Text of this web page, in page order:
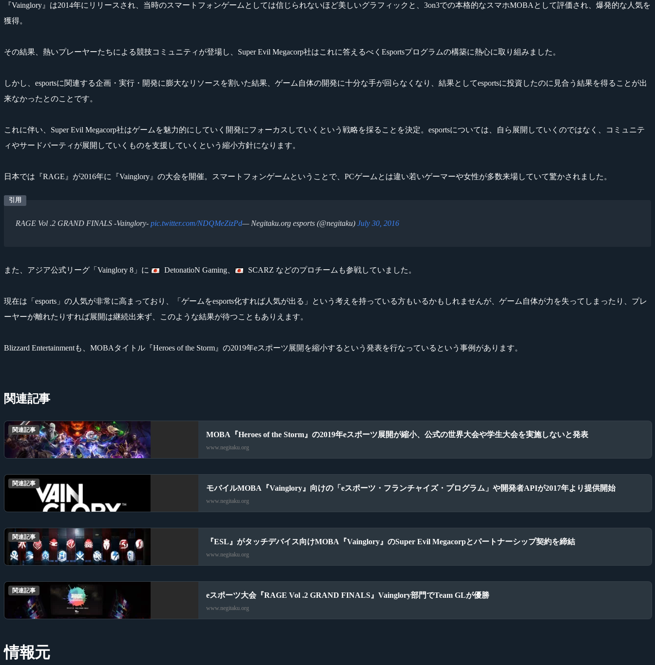
『Vainglory』は2014年にリリースされ、当時のスマートフォンゲームとしては信じられないほど美しいグラフィックと、3on3での本格的なスマホMOBAとして評価され、爆発的な人気を
獲得。
その結果、熱いプレーヤーたちによる競技コミュニティが登場し、Super Evil Megacorp社はこれに答えるべくEsportsプログラムの構築に熱心に取り組みました。
しかし、esportsに関連する企画・実行・開発に膨大なリソースを割いた結果、ゲーム自体の開発に十分な手が回らなくなり、結果としてesportsに投資したのに見合う結果を得ることが出
来なかったとのことです。
これに伴い、Super Evil Megacorp社はゲームを魅力的にしていく開発にフォーカスしていくという戦略を採ることを決定。esportsについては、自ら展開していくのではなく、コミュニテ
ィやサードパーティが展開していくものを支援していくという縮小方針になります。
日本では『RAGE』が2016年に『Vainglory』の大会を開催。スマートフォンゲームということで、PCゲームとは違い若いゲーマーや女性が多数来場していて驚かされました。
RAGE Vol .2 GRAND FINALS -Vainglory- pic.twitter.com/NDQMeZizPd— Negitaku.org esports (@negitaku) July 30, 2016
また、アジア公式リーグ「Vainglory 8」に DetonatioN Gaming、 SCARZ などのプロチームも参戦していました。
現在は「esports」の人気が非常に高まっており、「ゲームをesports化すれば人気が出る」という考えを持っている方もいるかもしれませんが、ゲーム自体が力を失ってしまったり、プレ
ーヤーが離れたりすれば展開は継続出来ず、このような結果が待つこともありえます。
Blizzard Entertainmentも、MOBAタイトル『Heroes of the Storm』の2019年eスポーツ展開を縮小するという発表を行なっているという事例があります。
関連記事
関連記事
MOBA『Heroes of the Storm』の2019年eスポーツ展開が縮小、公式の世界大会や学生大会を実施しないと発表
www.negitaku.org
関連記事
モバイルMOBA『Vainglory』向けの「eスポーツ・フランチャイズ・プログラム」や開発者APIが2017年より提供開始
www.negitaku.org
関連記事
『ESL』がタッチデバイス向けMOBA『Vainglory』のSuper Evil Megacorpとパートナーシップ契約を締結
www.negitaku.org
関連記事
eスポーツ大会『RAGE Vol .2 GRAND FINALS』Vainglory部門でTeam GLが優勝
www.negitaku.org
情報元